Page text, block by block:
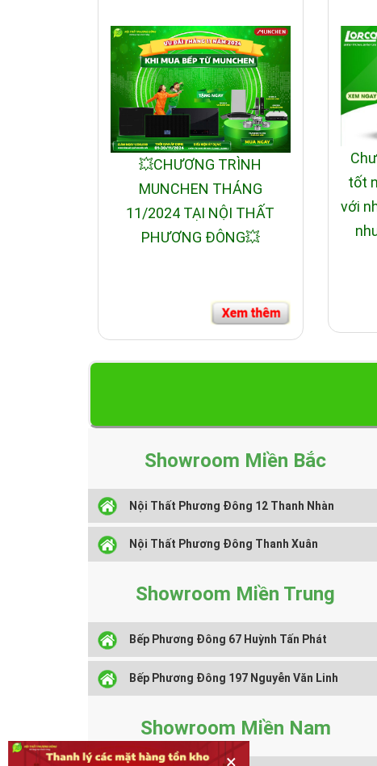
💥CHƯƠNG TRÌNH
MUNCHEN THÁNG
11/2024 TẠI NỘI THẤT
PHƯƠNG ĐÔNG💥
tốt
với
Showroom Miền Bắc
Nội Thất Phương Đông 12 Thanh Nhàn
Nội Thất Phương Đông Thanh Xuân
Showroom Miền Trung
Bếp Phương Đông 67 Huỳnh Tấn Phát
Bếp Phương Đông 197 Nguyễn Văn Linh
Showroom Miền Nam